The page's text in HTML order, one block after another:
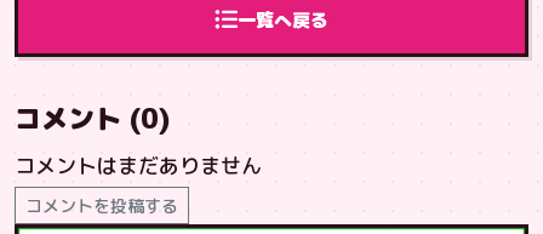
一覧へ戻る
コメント (0)
コメントはまだありません
コメントを投稿する